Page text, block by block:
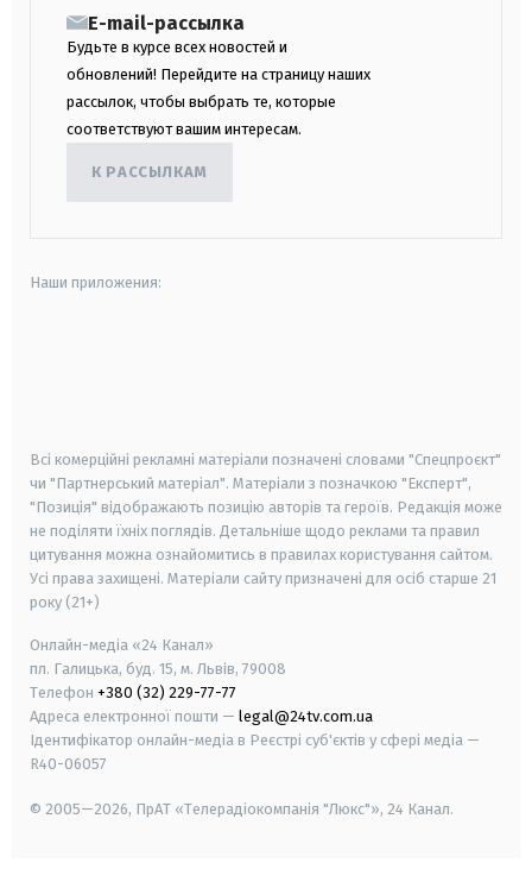
E-mail-рассылка
Будьте в курсе всех новостей и
обновлений! Перейдите на страницу наших
рассылок, чтобы выбрать те, которые
соответствуют вашим интересам.
К РАССЫЛКАМ
Наши приложения:
Всі комерційні рекламні матеріали позначені словами "Спецпроєкт"
чи "Партнерський матеріал". Матеріали з позначкою "Експерт",
"Позиція" відображають позицію авторів та героїв. Редакція може
не поділяти їхніх поглядів. Детальніше щодо реклами та правил
цитування можна ознайомитись в правилах користування сайтом.
Усі права захищені. Матеріали сайту призначені для осіб старше 21
року (21+)
Онлайн-медіа «24 Канал»
пл. Галицька, буд. 15, м. Львів, 79008
Телефон +380 (32) 229-77-77
Адреса електронної пошти — legal@24tv.com.ua
Ідентифікатор онлайн-медіа в Реєстрі суб'єктів у сфері медіа —
R40-06057
© 2005—2026, ПрАТ «Телерадіокомпанія "Люкс"», 24 Канал.